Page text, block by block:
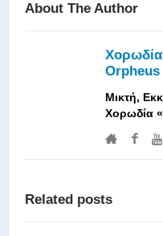
About The Author
Χορωδία
Μικτή,
Χορωδία
Related posts